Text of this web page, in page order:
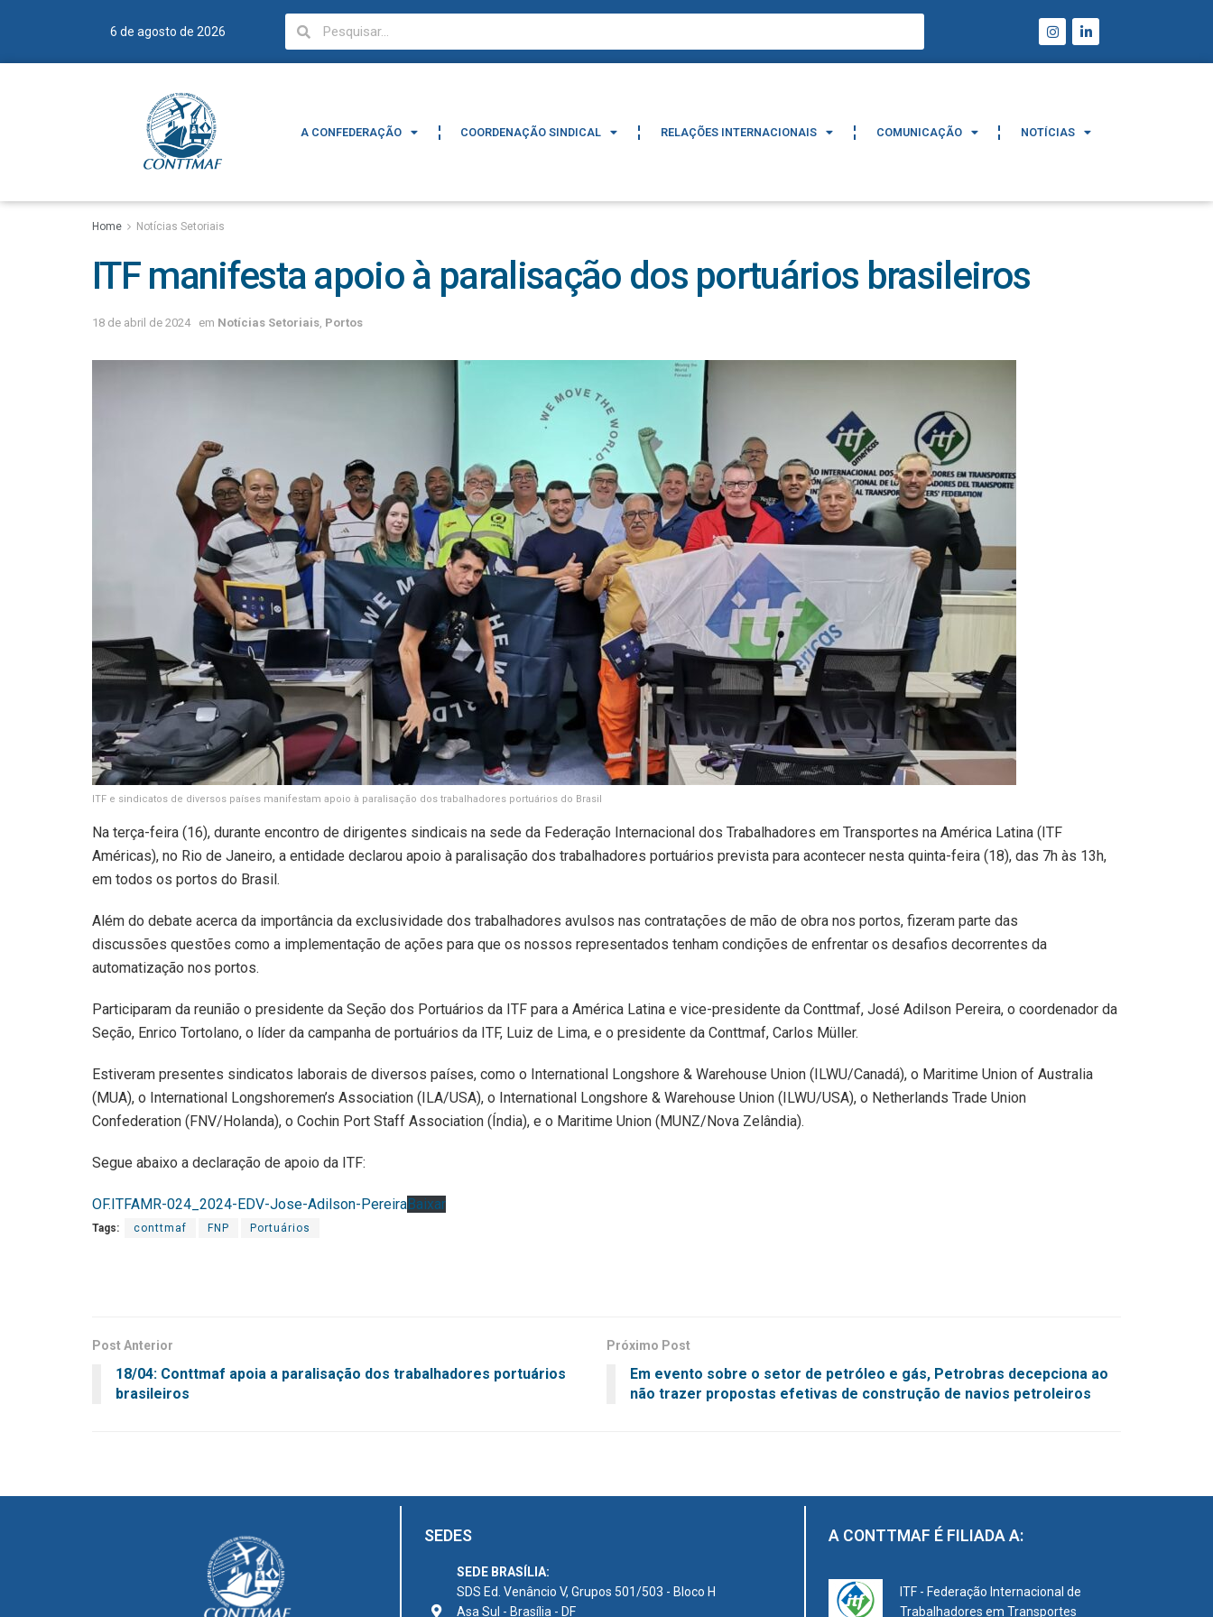
6 de agosto de 2026
A CONFEDERAÇÃO COORDENAÇÃO SINDICAL RELAÇÕES INTERNACIONAIS COMUNICAÇÃO
NOTÍCIAS
Home Notícias Setoriais
ITF manifesta apoio à paralisação dos portuários brasileiros
18 de abril de 2024 em Notícias Setoriais Portos
ITF e sindicatos de diversos países manifestam apoio à paralisação dos trabalhadores portuários do Brasil
Na terça-feira (16), durante encontro de dirigentes sindicais na sede da Federação Internacional dos Trabalhadores em Transportes na América Latina (ITF
Américas), no Rio de Janeiro, a entidade declarou apoio à paralisação dos trabalhadores portuários prevista para acontecer nesta quinta-feira (18), das 7h às 13h,
em todos os portos do Brasil.
Além do debate acerca da importância da exclusividade dos trabalhadores avulsos nas contratações de mão de obra nos portos, fizeram parte das
discussões questões como a implementação de ações para que os nossos representados tenham condições de enfrentar os desafios decorrentes da
automatização nos portos.
Participaram da reunião o presidente da Seção dos Portuários da ITF para a América Latina e vice-presidente da Conttmaf, José Adilson Pereira, o coordenador da
Seção, Enrico Tortolano, o líder da campanha de portuários da ITF, Luiz de Lima, e o presidente da Conttmaf, Carlos Müller.
Estiveram presentes sindicatos laborais de diversos países, como o International Longshore & Warehouse Union (ILWU/Canadá), o Maritime Union of Australia
(MUA), o International Longshoremen’s Association (ILA/USA), o International Longshore & Warehouse Union (ILWU/USA), o Netherlands Trade Union
Confederation (FNV/Holanda), o Cochin Port Staff Association (Índia), e o Maritime Union (MUNZ/Nova Zelândia).
Segue abaixo a declaração de apoio da ITF:
OF.ITFAMR-024_2024-EDV-Jose-Adilson-PereiraBaixar
Tags: conttmaf FNP Portuários
Post Anterior
18/04: Conttmaf apoia a paralisação dos trabalhadores portuários
brasileiros
Próximo Post
Em evento sobre o setor de petróleo e gás, Petrobras decepciona ao
não trazer propostas efetivas de construção de navios petroleiros
SEDES
SEDE BRASÍLIA:
SDS Ed. Venâncio V, Grupos 501/503 - Bloco H
Asa Sul - Brasília - DF
A CONTTMAF É FILIADA A:
ITF - Federação Internacional de
Trabalhadores em Transportes